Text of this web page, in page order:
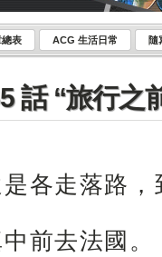
表 ACG 生活日常 隨
話 “旅行之
各走落路，
前去法國。